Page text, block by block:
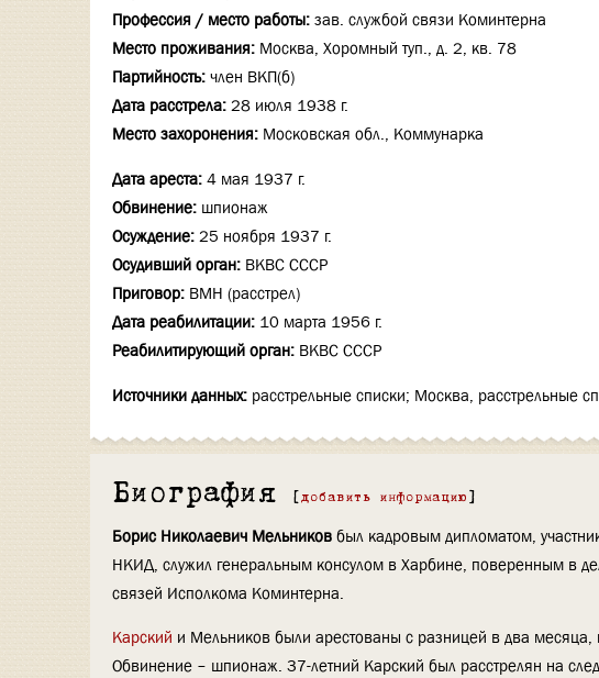
Профессия / место работы: зав. службой связи Коминтерна
Место проживания: Москва, Хоромный туп., д. 2, кв. 78
Партийность: член ВКП(б)
Дата расстрела: 28 июля 1938 г.
Место захоронения: Московская обл., Коммунарка
Дата ареста: 4 мая 1937 г.
Обвинение: шпионаж
Осуждение: 25 ноября 1937 г.
Осудивший орган: ВКВС СССР
Приговор: ВМН (расстрел)
Дата реабилитации: 10 марта 1956 г.
Реабилитирующий орган: ВКВС СССР
Источники данных: расстрельные списки; Москва, расстрельные
Биография [ добавить информацию ]
Борис Николаевич Мельников был кадровым дипломатом,
НКИД, служил генеральным консулом в Харбине, поверенным в
связей Исполкома Коминтерна.
Карский и Мельников были арестованы с разницей в два
Обвинение – шпионаж. 37-летний Карский был расстрелян на